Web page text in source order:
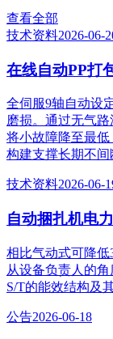
查看全部
技术资料2026-06-
在线自动PP打
全伺服9轴自动设
磨损。通过无气路
将小故障降至最低
构建支撑长期不间
技术资料2026-06-
自动捆扎机电
相比气动式可降低
从设备负责人的
S/T的能效结构及
公告2026-06-18